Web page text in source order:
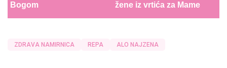
Bogom žene iz vrtića za Mame
ZDRAVA NAMIRNICA REPA ALO NAJZENA